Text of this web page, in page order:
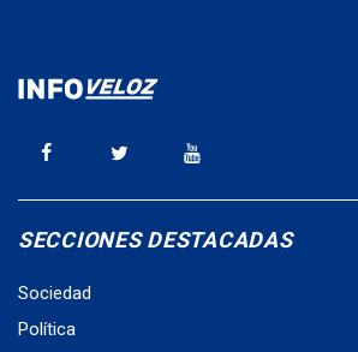
SECCIONES DESTACADAS
Sociedad
Política